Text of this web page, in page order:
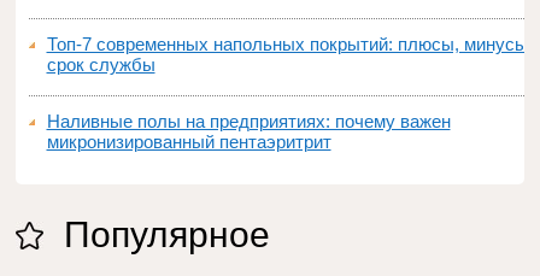
Топ‑7 современных напольных покрытий: плюсы, минусы,
срок службы
Наливные полы на предприятиях: почему важен
микронизированный пентаэритрит
Популярное